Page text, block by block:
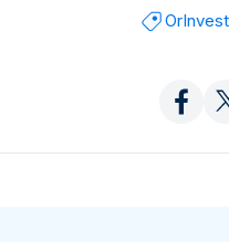
Or